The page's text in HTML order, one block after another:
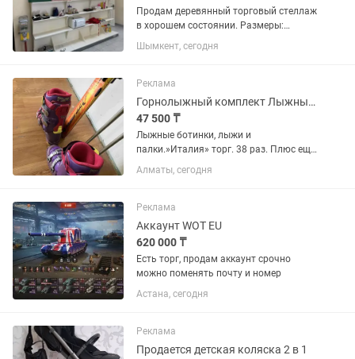
Продам деревянный торговый стеллаж
в хорошем состоянии. Размеры:
Высота — 2,5 м Длина — 3 м Ширина —
магазина, минимаркета,...
Шымкент, сегодня
Реклама
Горнолыжный комплект Лыжные ботинки, лыжи и палки
47 500 ₸
Лыжные ботинки, лыжи и
палки.»Италия» торг. 38 раз. Плюс ещё
одна пара ботинок
Алматы, сегодня
Реклама
Аккаунт WOT EU
620 000 ₸
Есть торг, продам аккаунт срочно
можно поменять почту и номер
Астана, сегодня
Реклама
Продается детская коляска 2 в 1